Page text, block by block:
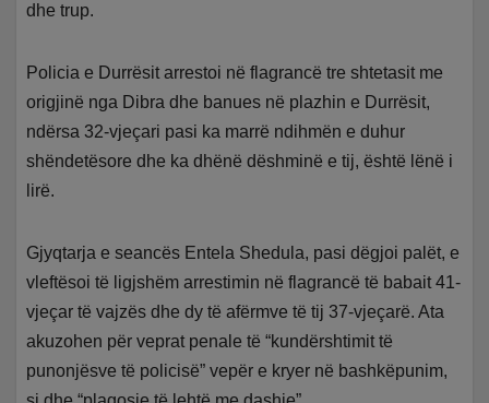
dhe trup.
Policia e Durrësit arrestoi në flagrancë tre shtetasit me
origjinë nga Dibra dhe banues në plazhin e Durrësit,
ndërsa 32-vjeçari pasi ka marrë ndihmën e duhur
shëndetësore dhe ka dhënë dëshminë e tij, është lënë i
lirë.
Gjyqtarja e seancës Entela Shedula, pasi dëgjoi palët, e
vleftësoi të ligjshëm arrestimin në flagrancë të babait 41-
vjeçar të vajzës dhe dy të afërmve të tij 37-vjeçarë. Ata
akuzohen për veprat penale të “kundërshtimit të
punonjësve të policisë” vepër e kryer në bashkëpunim,